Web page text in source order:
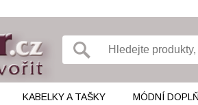
KABELKY A TAŠKY MÓDNÍ